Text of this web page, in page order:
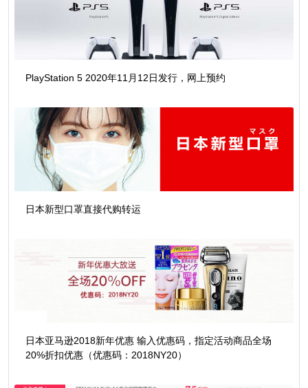
PlayStation 5 2020年11月12日发行，网上预约
日本新型口罩直接代购转运
日本亚马逊2018新年优惠 输入优惠码，指定活动商品全场
20%折扣优惠（优惠码：2018NY20）